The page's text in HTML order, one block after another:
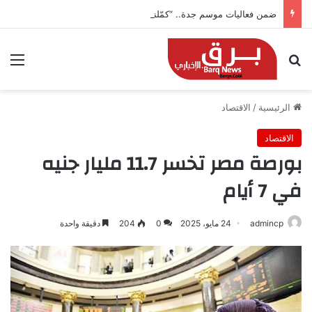
بحث عن
الرئيسية / الاقتصاد
الاقتصاد
بورصة مصر تخسر 11.7 مليار جنيه
في 7 أيام
admincp 24 مايو، 2025 0
204 دقيقة واحدة